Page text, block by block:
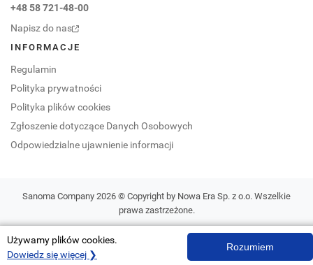
+48 58 721-48-00
Napisz do nas
INFORMACJE
Regulamin
Polityka prywatności
Polityka plików cookies
Zgłoszenie dotyczące Danych Osobowych
Odpowiedzialne ujawnienie informacji
Sanoma Company 2026 © Copyright by Nowa Era Sp. z o.o. Wszelkie
prawa zastrzeżone.
Używamy plików cookies.
Dowiedz się więcej ❯
Rozumiem